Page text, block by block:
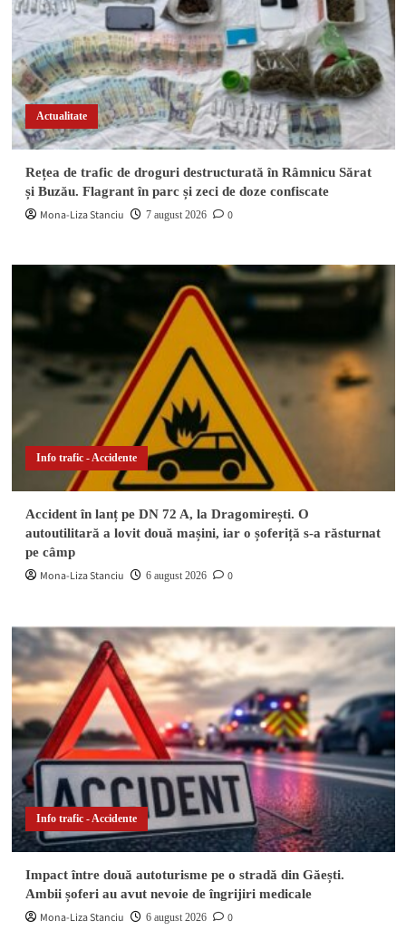
Actualitate
Rețea de trafic de droguri destructurată în Râmnicu Sărat
și Buzău. Flagrant în parc și zeci de doze confiscate
Mona-Liza Stanciu 7 august 2026 0
Info trafic - Accidente
Accident în lanț pe DN 72 A, la Dragomirești. O
autoutilitară a lovit două mașini, iar o șoferiță s-a răsturnat
pe câmp
Mona-Liza Stanciu 6 august 2026 0
Info trafic - Accidente
Impact între două autoturisme pe o stradă din Găești.
Ambii șoferi au avut nevoie de îngrijiri medicale
Mona-Liza Stanciu 6 august 2026 0